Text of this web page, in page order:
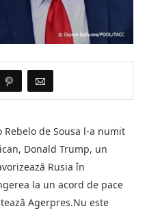
de Sousa l-a numit
Donald Trump, un
Rusia în
la un acord de pace
Agerpres.Nu este